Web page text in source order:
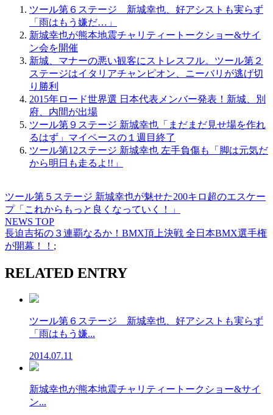
ツール第６ステージ 新城幸也、好アシストも実らず
「雨はもう嫌だ…」
新城幸也が熊本地震チャリティートークショー&サイ
ン会を開催
新城、マナーの悪い観客にストレスフル。ツール第２
ステージはイタリアチャンピオン、ニーバリが逃げ切
り勝利
2015年ロード世界選 日本代表メンバー発表！新城、別
府、内間が出場
ツール第９ステージ 新城幸也「まだまだ見せ場を作れ
るはず」マイペースの１週目終了
ツール第12ステージ 新城幸也 左手負傷も「脚は元気だ
から明日も走るよ!!」
ツール第５ステージ 新城幸也が魅せた200キロ超のエスケー
プ「これからもっと良くなっていく！」
NEWS TOP
長迫吉拓の３連覇なるか！BMX頂上決戦 全日本BMX選手権
が開幕！！ ;
RELATED ENTRY
ツール第６ステージ 新城幸也、好アシストも実らず
「雨はもう嫌...
2014.07.11
新城幸也が熊本地震チャリティートークショー&サイ
ン...